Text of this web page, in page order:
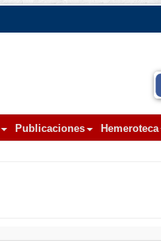
Publicaciones Hemeroteca